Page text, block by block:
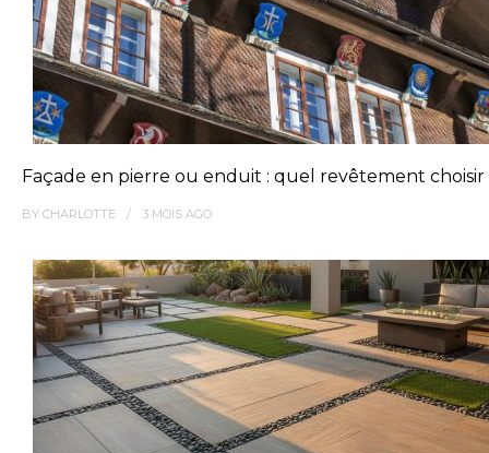
Façade en pierre ou enduit : quel revêtement
BY CHARLOTTE 3 MOIS AGO